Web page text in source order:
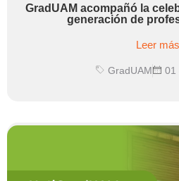
GradUAM acompañó la
generación de
Leer más
GradUAM 01